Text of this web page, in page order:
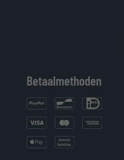
Betaalmethoden